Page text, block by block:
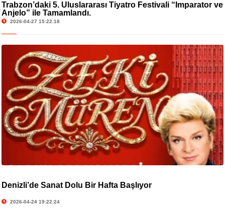
Trabzon’daki 5. Uluslararası Tiyatro Festivali “İmparator ve
Anjelo” ile Tamamlandı.
2026-04-27 15:22:18
Denizli’de Sanat Dolu Bir Hafta Başlıyor
2026-04-24 19:22:24